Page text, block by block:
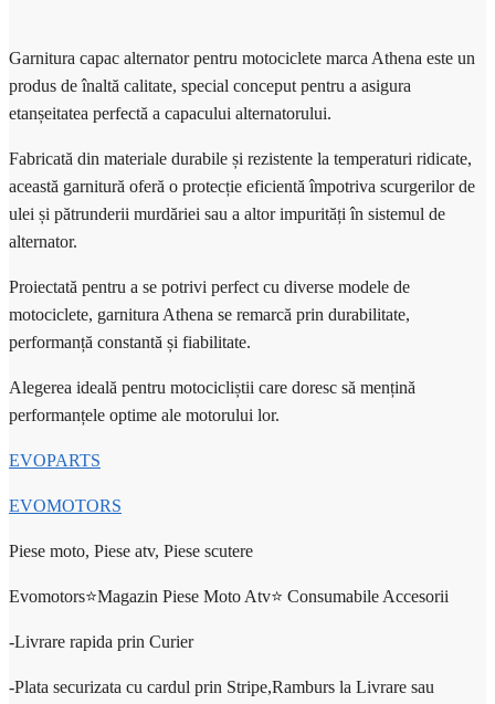
Garnitura capac alternator pentru motociclete marca Athena este un
produs de înaltă calitate, special conceput pentru a asigura
etanșeitatea perfectă a capacului alternatorului.
Fabricată din materiale durabile și rezistente la temperaturi ridicate,
această garnitură oferă o protecție eficientă împotriva scurgerilor de
ulei și pătrunderii murdăriei sau a altor impurități în sistemul de
alternator.
Proiectată pentru a se potrivi perfect cu diverse modele de
motociclete, garnitura Athena se remarcă prin durabilitate,
performanță constantă și fiabilitate.
Alegerea ideală pentru motocicliștii care doresc să mențină
performanțele optime ale motorului lor.
EVOPARTS
EVOMOTORS
Piese moto, Piese atv, Piese scutere
Evomotors⭐️Magazin Piese Moto Atv⭐️ Consumabile Accesorii
-Livrare rapida prin Curier
-Plata securizata cu cardul prin Stripe,Ramburs la Livrare sau